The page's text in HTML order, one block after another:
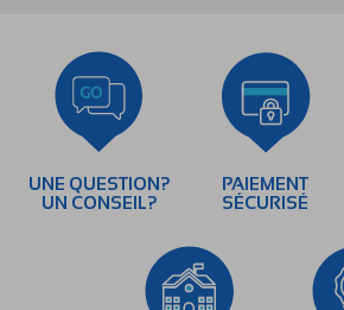
UNE QUESTION?
UN CONSEIL?
PAIEMENT
SÉCURISÉ